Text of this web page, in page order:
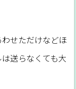
せただけなどほ
送らなくても大